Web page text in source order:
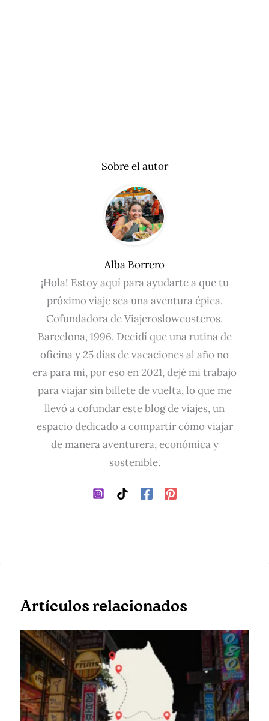
Sobre el autor
Alba Borrero
¡Hola! Estoy aquí para ayudarte a que tu
próximo viaje sea una aventura épica.
Cofundadora de Viajeroslowcosteros.
Barcelona, 1996. Decidí que una rutina de
oficina y 25 días de vacaciones al año no
era para mi, por eso en 2021, dejé mi trabajo
para viajar sin billete de vuelta, lo que me
llevó a cofundar este blog de viajes, un
espacio dedicado a compartir cómo viajar
de manera aventurera, económica y
sostenible.
Artículos relacionados